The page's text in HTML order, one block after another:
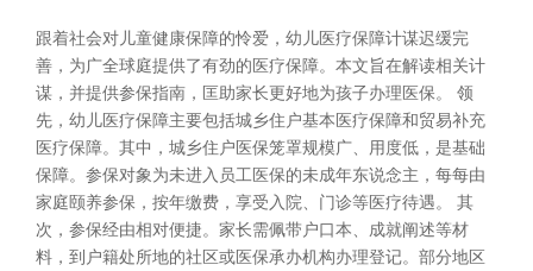
跟着社会对儿童健康保障的怜爱，幼儿医疗保障计谋迟缓完
善，为广全球庭提供了有劲的医疗保障。本文旨在解读相关计
谋，并提供参保指南，匡助家长更好地为孩子办理医保。 领
先，幼儿医疗保障主要包括城乡住户基本医疗保障和贸易补充
医疗保障。其中，城乡住户医保笼罩规模广、用度低，是基础
保障。参保对象为未进入员工医保的未成年东说念主，每每由
家庭颐养参保，按年缴费，享受入院、门诊等医疗待遇。 其
次，参保经由相对便捷。家长需佩带户口本、成就阐述等材
料，到户籍处所地的社区或医保承办机构办理登记。部分地区